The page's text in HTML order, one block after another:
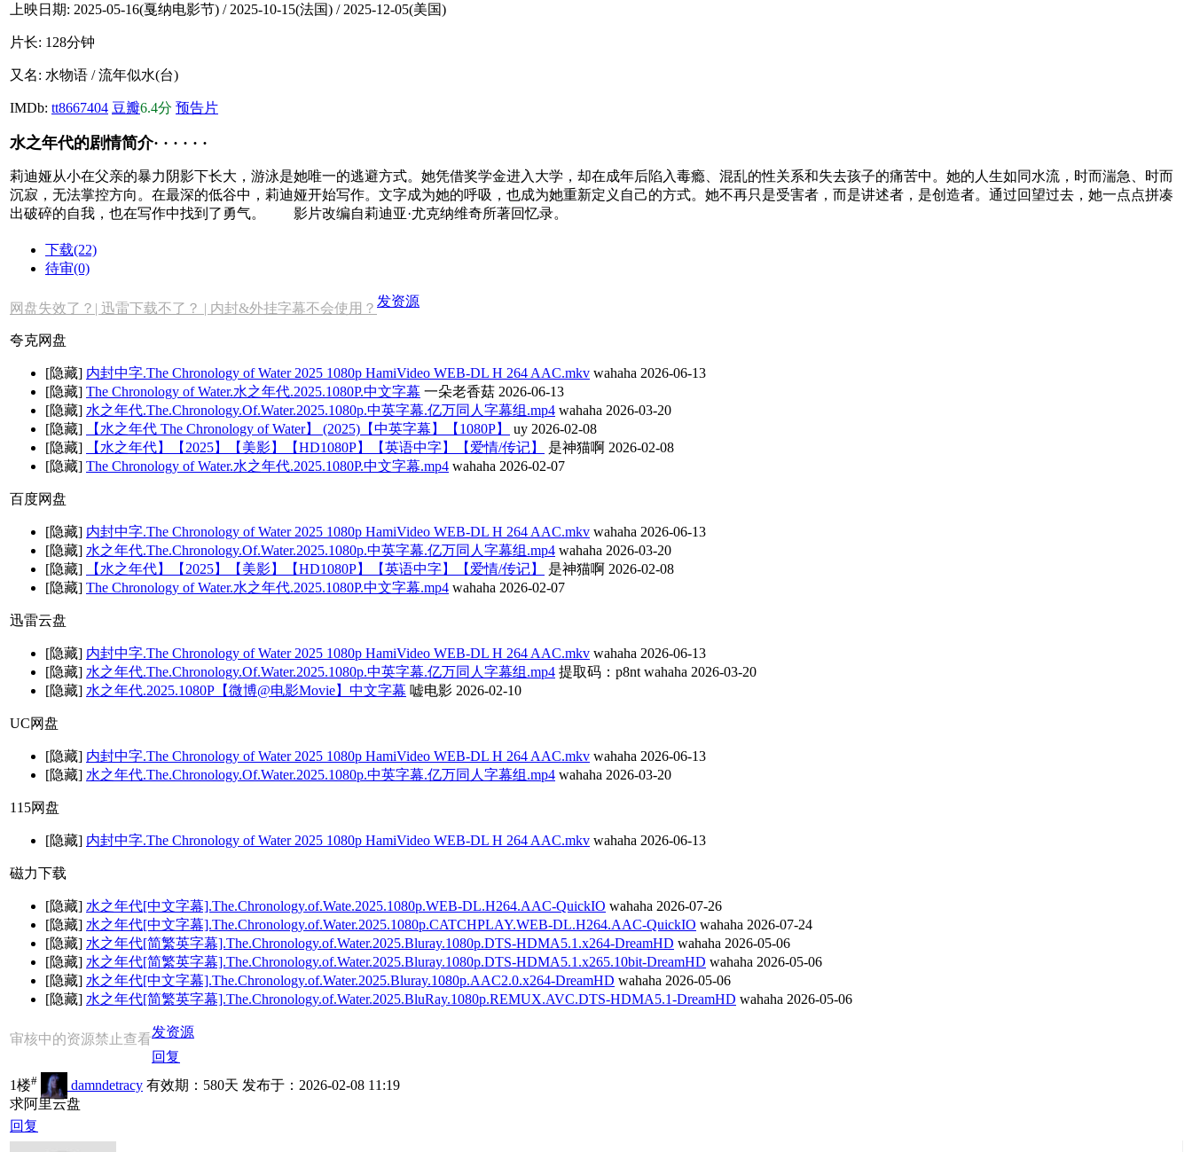
上映日期: 2025-05-16(戛纳电影节) / 2025-10-15(法国) / 2025-12-05(美国)
片长: 128分钟
又名: 水物语 / 流年似水(台)
IMDb: tt8667404 豆瓣6.4分 预告片
水之年代的剧情简介· · · · · ·
莉迪娅从小在父亲的暴力阴影下长大，游泳是她唯一的逃避方式。她凭借奖学金进入大学，却在成年后陷入毒瘾、混乱的性关系和失去孩子的痛苦中。她的人生如同水流，时而湍急、时而
沉寂，无法掌控方向。在最深的低谷中，莉迪娅开始写作。文字成为她的呼吸，也成为她重新定义自己的方式。她不再只是受害者，而是讲述者，是创造者。通过回望过去，她一点点拼凑
出破碎的自我，也在写作中找到了勇气。 影片改编自莉迪亚·尤克纳维奇所著回忆录。
下载(22)
待审(0)
网盘失效了？| 迅雷下载不了？ | 内封&外挂字幕不会使用？ 发资源
夸克网盘
[隐藏] 内封中字.The Chronology of Water 2025 1080p HamiVideo WEB-DL H 264 AAC.mkv wahaha 2026-06-13
[隐藏] The Chronology of Water.水之年代.2025.1080P.中文字幕 一朵老香菇 2026-06-13
[隐藏] 水之年代.The.Chronology.Of.Water.2025.1080p.中英字幕.亿万同人字幕组.mp4 wahaha 2026-03-20
[隐藏]
【水之年代 The Chronology of Water】 (2025)【中英字幕】【1080P】 uy 2026-02-08
[隐藏]
【水之年代】【2025】【美影】【HD1080P】【英语中字】【爱情/传记】 是神猫啊 2026-02-08
[隐藏] The Chronology of Water.水之年代.2025.1080P.中文字幕.mp4 wahaha 2026-02-07
百度网盘
[隐藏] 内封中字.The Chronology of Water 2025 1080p HamiVideo WEB-DL H 264 AAC.mkv wahaha 2026-06-13
[隐藏] 水之年代.The.Chronology.Of.Water.2025.1080p.中英字幕.亿万同人字幕组.mp4 wahaha 2026-03-20
[隐藏]
【水之年代】【2025】【美影】【HD1080P】【英语中字】【爱情/传记】 是神猫啊 2026-02-08
[隐藏] The Chronology of Water.水之年代.2025.1080P.中文字幕.mp4 wahaha 2026-02-07
迅雷云盘
[隐藏] 内封中字.The Chronology of Water 2025 1080p HamiVideo WEB-DL H 264 AAC.mkv wahaha 2026-06-13
[隐藏] 水之年代.The.Chronology.Of.Water.2025.1080p.中英字幕.亿万同人字幕组.mp4 提取码：p8nt wahaha 2026-03-20
[隐藏] 水之年代.2025.1080P【微博@电影Movie】中文字幕 嘘电影 2026-02-10
UC网盘
[隐藏] 内封中字.The Chronology of Water 2025 1080p HamiVideo WEB-DL H 264 AAC.mkv wahaha 2026-06-13
[隐藏] 水之年代.The.Chronology.Of.Water.2025.1080p.中英字幕.亿万同人字幕组.mp4 wahaha 2026-03-20
115网盘
[隐藏] 内封中字.The Chronology of Water 2025 1080p HamiVideo WEB-DL H 264 AAC.mkv wahaha 2026-06-13
磁力下载
[隐藏] 水之年代[中文字幕].The.Chronology.of.Wate.2025.1080p.WEB-DL.H264.AAC-QuickIO wahaha 2026-07-26
[隐藏] 水之年代[中文字幕].The.Chronology.of.Water.2025.1080p.CATCHPLAY.WEB-DL.H264.AAC-QuickIO wahaha 2026-07-24
[隐藏] 水之年代[简繁英字幕].The.Chronology.of.Water.2025.Bluray.1080p.DTS-HDMA5.1.x264-DreamHD wahaha 2026-05-06
[隐藏] 水之年代[简繁英字幕].The.Chronology.of.Water.2025.Bluray.1080p.DTS-HDMA5.1.x265.10bit-DreamHD wahaha 2026-05-06
[隐藏] 水之年代[中文字幕].The.Chronology.of.Water.2025.Bluray.1080p.AAC2.0.x264-DreamHD wahaha 2026-05-06
[隐藏] 水之年代[简繁英字幕].The.Chronology.of.Water.2025.BluRay.1080p.REMUX.AVC.DTS-HDMA5.1-DreamHD wahaha 2026-05-06
审核中的资源禁止查看发资源
回复
1楼# damndetracy 有效期：580天 发布于：2026-02-08 11:19
求阿里云盘
回复